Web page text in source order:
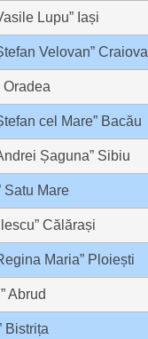
Lupu” Iași
Velovan” Craiova
Oradea
cel Mare” Bacău
Șaguna” Sibiu
Satu Mare
Călărași
Maria” Ploiești
Abrud
Bistrița